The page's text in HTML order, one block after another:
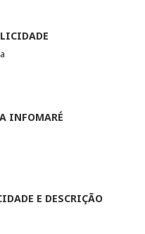
INFOMARÉ
E DESCRIÇÃO